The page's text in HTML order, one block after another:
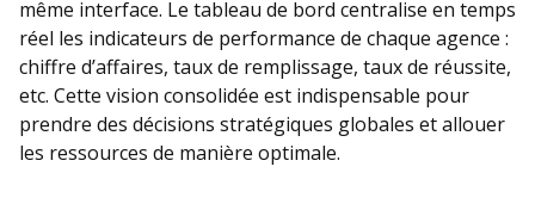
même interface. Le tableau de bord centralise en temps
réel les indicateurs de performance de chaque agence :
chiffre d’affaires, taux de remplissage, taux de réussite,
etc. Cette vision consolidée est indispensable pour
prendre des décisions stratégiques globales et allouer
les ressources de manière optimale.